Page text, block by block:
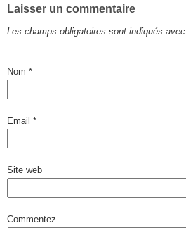
Laisser un commentaire
Les champs obligatoires sont indiqués avec
Nom *
Email *
Site web
Commentez